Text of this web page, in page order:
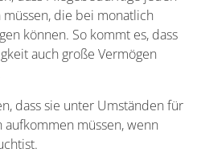
die bei monatlich
können. So kommt es, dass
auch große Vermögen
dass sie unter Umständen für
müssen, wenn